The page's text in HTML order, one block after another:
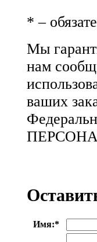
* –
Мы
нам
ваших
Имя:*